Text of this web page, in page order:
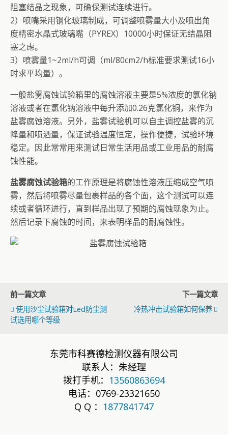
阻塞结晶之现象，可确保测试连续进行。
2）喷嘴采用钢化玻璃制成，可调整喷雾量大小及喷出角
度精密水晶式玻璃嘴（PYREX）10000小时保证无结晶阻
塞之虑。
3）喷雾量1~2ml/h可调（ml/80cm2/h标准要求测试16小
时求平均量）。
一般盐雾腐蚀试验箱里的腐蚀溶液主要是5%浓度的氯化钠
溶液或者在氯化钠溶液中每升添加0.26克氯化铜，来作为
盐雾腐蚀溶液。另外，盐雾试验机可以自主调控盐雾的沉
降量和喷洒量，保证试验温度恒定，操作便捷，试验环境
稳定。因此常常用来测试日常生活用品或工业用品的耐腐
蚀性能。
盐雾腐蚀试验箱的工作原理是将腐蚀性溶液压缩成空气喷
雾，然后将喷雾尽量包裹样品的各个面，这个测试可以连
续或者循环进行，直到样品出现了预期的腐蚀现象为止。
然后记录下腐蚀的时间，来表明样品的耐腐蚀性。
前一篇文章
使用沙尘试验箱对led防尘测
试选用哪个等级
下一篇文章
冷热冲击试验箱如何保养
东莞市科赛德检测仪器有限公司
联系人：朱经理
拨打手机： 13560863694
电话：0769-23321650
Q Q ： 1877841747